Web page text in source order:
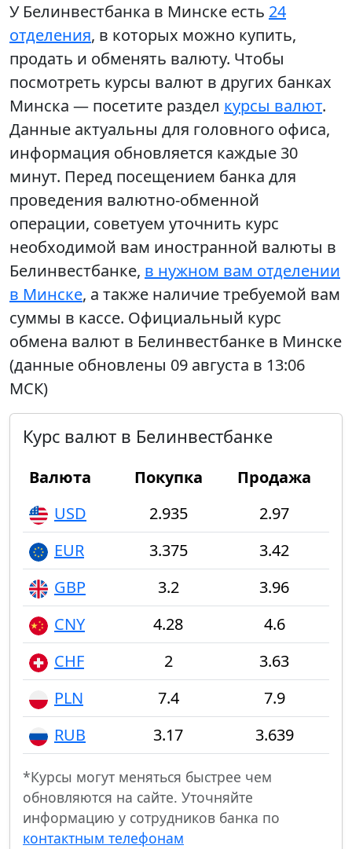
У Белинвестбанка в Минске есть 24
отделения, в которых можно купить,
продать и обменять валюту. Чтобы
посмотреть курсы валют в других банках
Минска — посетите раздел курсы валют.
Данные актуальны для головного офиса,
информация обновляется каждые 30
минут. Перед посещением банка для
проведения валютно-обменной
операции, советуем уточнить курс
необходимой вам иностранной валюты в
Белинвестбанке, в нужном вам отделении
в Минске, а также наличие требуемой вам
суммы в кассе. Официальный курс
обмена валют в Белинвестбанке в Минске
(данные обновлены 09 августа в 13:06
МСК)
Курс валют в Белинвестбанке
Валюта Покупка
Продажа
USD
2.935
2.97
EUR
3.375
3.42
GBP
3.2
3.96
CNY
4.28
4.6
CHF
2
3.63
PLN
7.4
7.9
RUB
3.17 3.639
*Курсы могут меняться быстрее чем
обновляются на сайте. Уточняйте
информацию у сотрудников банка по
контактным телефонам